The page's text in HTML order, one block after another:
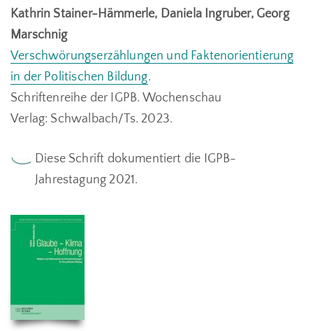
Kathrin Stainer-Hämmerle, Daniela Ingruber, Georg
Marschnig
Verschwörungserzählungen und Faktenorientierung
in der Politischen Bildung.
Schriftenreihe der IGPB. Wochenschau
Verlag: Schwalbach/Ts. 2023.
Diese Schrift dokumentiert die IGPB-
Jahrestagung 2021.